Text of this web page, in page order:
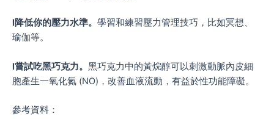
l降低你的壓力水準。 學習和練習壓力管理技巧，比如冥想、
瑜伽等。
l嘗試吃黑巧克力。 黑巧克力中的黃烷醇可以刺激動脈內皮細
胞產生一氧化氮 (NO)，改善血液流動，有益於性功能障礙。
參考資料：